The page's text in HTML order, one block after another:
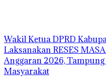
Wakil Ketua DPRD
Laksanakan RESES
Anggaran 2026,
Masyarakat